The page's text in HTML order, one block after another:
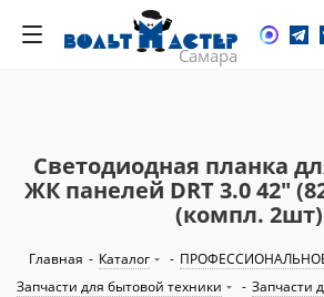
Светодиодная планка
ЖК панелей DRT 3.0 42"
(компл. 2шт)
Главная - Каталог -
Запчасти для бытовой техники
- Запчасти